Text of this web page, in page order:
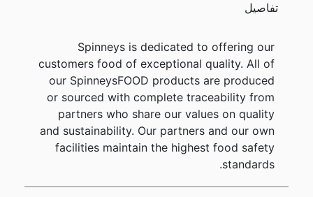
تفاصيل
Spinneys is dedicated to offering our
customers food of exceptional quality. All of
our SpinneysFOOD products are produced
or sourced with complete traceability from
partners who share our values on quality
and sustainability. Our partners and our own
facilities maintain the highest food safety
standards.